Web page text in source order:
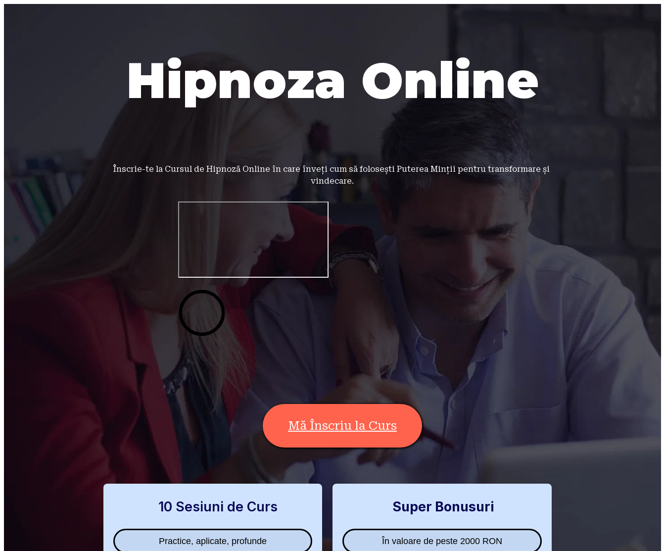
Hipnoza Online
Înscrie-te la Cursul de Hipnoză Online în care înveți cum să folosești Puterea Minții pentru transformare și
vindecare.
Mă Înscriu la Curs
10 Sesiuni de Curs
Practice, aplicate, profunde În valoare de peste 2000 RON
Super Bonusuri